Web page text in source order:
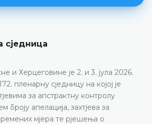
сједницa
и Херцеговине је 2. и 3. јула 2026.
пленарну сједницу на којој је
за апстрактну контролу
броју апелација, захтјева за
мјера те рјешења о